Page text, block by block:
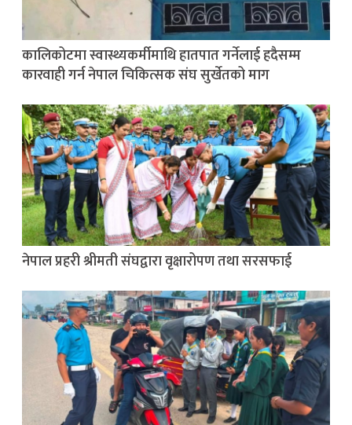
कालिकोटमा स्वास्थ्यकर्मीमाथि हातपात गर्नेलाई हदैसम्म
कारवाही गर्न नेपाल चिकित्सक संघ सुर्खेतको माग
नेपाल प्रहरी श्रीमती संघद्वारा वृक्षारोपण तथा सरसफाई